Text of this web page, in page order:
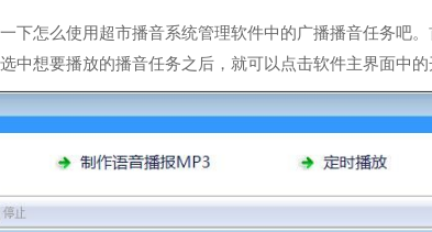
下怎么使用超市播音系统管理软件中的广播播音任务吧
中想要播放的播音任务之后，就可以点击软件主界面中